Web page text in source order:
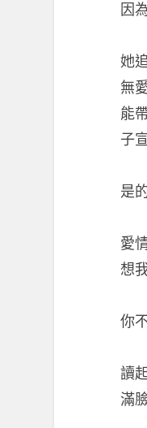
因
她
無
能
子
是
愛
想
你
讀
滿